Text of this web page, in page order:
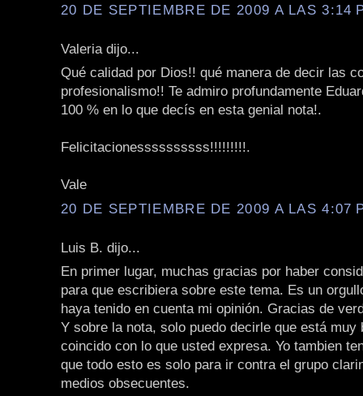
20 DE SEPTIEMBRE DE 2009 A LAS 3:14
Valeria dijo...
Qué calidad por Dios!! qué manera de decir las
profesionalismo!! Te admiro profundamente
100 % en lo que decís en esta genial nota!.
Felicitacionessssssssss!!!!!!!!!.
Vale
20 DE SEPTIEMBRE DE 2009 A LAS 4:07
Luis B. dijo...
En primer lugar, muchas gracias por haber
para que escribiera sobre este tema. Es un
haya tenido en cuenta mi opinión. Gracias de
Y sobre la nota, solo puedo decirle que está muy
coincido con lo que usted expresa. Yo tambien
que todo esto es solo para ir contra el grupo
medios obsecuentes.